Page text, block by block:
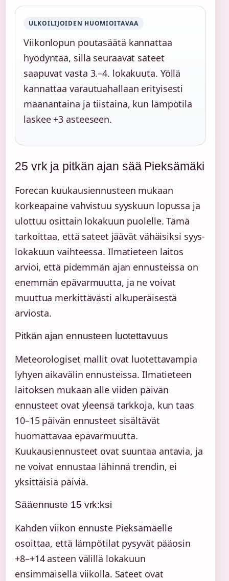
ULKOILIJOIDEN HUOMIOITAVAA
Viikonlopun poutasäätä kannattaa
hyödyntää, sillä seuraavat sateet
saapuvat vasta 3.–4. lokakuuta. Yöllä
kannattaa varautuahallaan erityisesti
maanantaina ja tiistaina, kun lämpötila
laskee +3 asteeseen.
25 vrk ja pitkän ajan sää Pieksämäki
Forecan kuukausiennusteen mukaan
korkeapaine vahvistuu syyskuun lopussa ja
ulottuu osittain lokakuun puolelle. Tämä
tarkoittaa, että sateet jäävät vähäisiksi syys-
lokakuun vaihteessa. Ilmatieteen laitos
arvioi, että pidemmän ajan ennusteissa on
enemmän epävarmuutta, ja ne voivat
muuttua merkittävästi alkuperäisestä
arviosta.
Pitkän ajan ennusteen luotettavuus
Meteorologiset mallit ovat luotettavampia
lyhyen aikavälin ennusteissa. Ilmatieteen
laitoksen mukaan alle viiden päivän
ennusteet ovat yleensä tarkkoja, kun taas
10–15 päivän ennusteet sisältävät
huomattavaa epävarmuutta.
Kuukausiennusteet ovat suuntaa antavia, ja
ne voivat ennustaa lähinnä trendin, ei
yksittäisiä päiviä.
Sääennuste 15 vrk:ksi
Kahden viikon ennuste Pieksämäelle
osoittaa, että lämpötilat pysyvät pääosin
+8–+14 asteen välillä lokakuun
ensimmäisellä viikolla. Sateet ovat